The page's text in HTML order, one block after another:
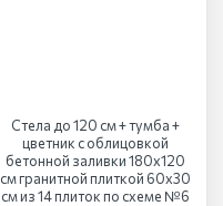
Стела до 120 см + тумба +
цветник с облицовкой
бетонной заливки 180х120
см гранитной плиткой 60х30
см из 14 плиток по схеме №6